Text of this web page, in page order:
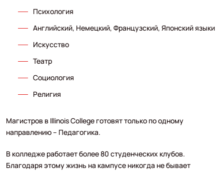
Психология
Английский, Немецкий, Французский, Японский языки
Искусство
Театр
Социология
Религия
Магистров в Illinois College готовят только по одному
направлению – Педагогика.
В колледже работает более 80 студенческих клубов.
Благодаря этому жизнь на кампусе никогда не бывает